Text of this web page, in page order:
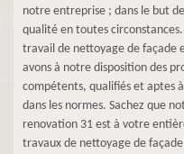
notre entreprise ; dans le but
qualité en toutes
travail de nettoyage de façade
avons à notre disposition des
compétents, qualifiés et aptes
dans les normes. Sachez que
renovation 31 est à votre
travaux de nettoyage de